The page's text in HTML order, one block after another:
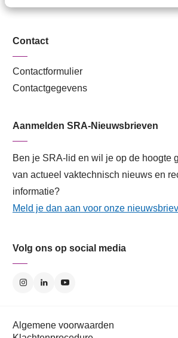
Contact
Contactformulier
Contactgegevens
Aanmelden SRA-Nieuwsbrieven
Ben je SRA-lid en wil je op de hoogte
van actueel vaktechnisch nieuws en
informatie?
Meld je dan aan voor onze
Volg ons op social media
Algemene voorwaarden